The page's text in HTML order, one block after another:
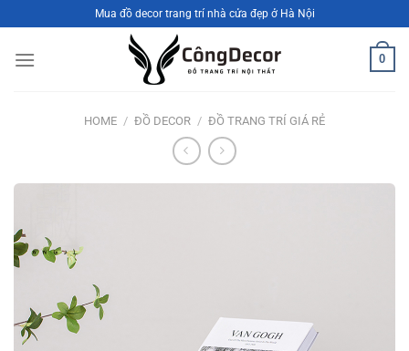
qua
nội
Mua đồ decor trang trí nhà cửa đẹp ở Hà Nội
0
HOME / ĐỒ DECOR / ĐỒ TRANG TRÍ GIÁ RẺ